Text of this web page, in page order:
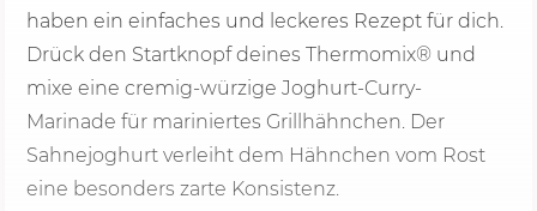
haben ein einfaches und leckeres Rezept für dich.
Drück den Startknopf deines Thermomix® und
mixe eine cremig-würzige Joghurt-Curry-
Marinade für mariniertes Grillhähnchen. Der
Sahnejoghurt verleiht dem Hähnchen vom Rost
eine besonders zarte Konsistenz.